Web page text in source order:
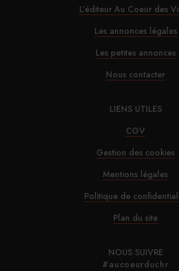
30/07/2026
Alfred Hotels ouvre son
InterContinental Paris Le
Laure nommé chevalier de
29/07/2026
Marnie House a ouvert ses
29/07/2026
L’éditeur Au Coeur des
Les annonces légales
Les petites annonces
Nous contacter
LIENS UTILES
CGV
Gestion des cookies
Mentions légales
Politique de
Plan du site
NOUS SUIVRE
#aucoeurduchr